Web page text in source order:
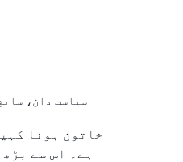
سیاست دان،
خاتون ہونا
ہے۔ اس سے